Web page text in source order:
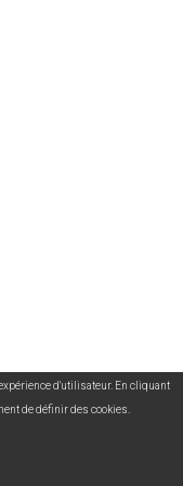
d'utilisateur. En cliquant
de définir des cookies.